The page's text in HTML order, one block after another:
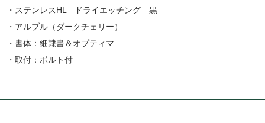
・ステンレスHL ドライエッチング 黒
・アルブル（ダークチェリー）
・書体：細隷書＆オプティマ
・取付：ボルト付